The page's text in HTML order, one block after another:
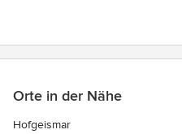
Orte in der Nähe
Hofgeismar